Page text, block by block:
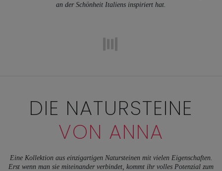
an der Schönheit Italiens inspiriert hat.
DIE NATURSTEINE
VON ANNA
Eine Kollektion aus einzigartigen Natursteinen mit vielen Eigenschaften.
Erst wenn man sie miteinander verbindet, kommt ihr volles Potenzial zum